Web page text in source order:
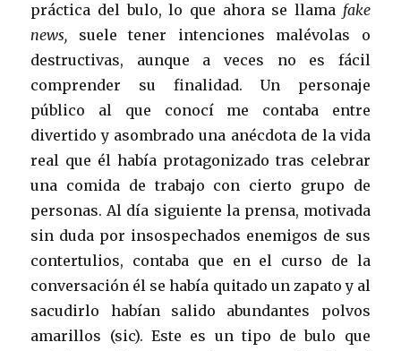
práctica del bulo, lo que ahora se llamafake
news, suele tener intenciones malévolas o
destructivas, aunque a veces no es fácil
comprender su finalidad. Un personaje
público al que conocí me contaba entre
divertido y asombrado una anécdota de la vida
real que él había protagonizado tras celebrar
una comida de trabajo con cierto grupo de
personas. Al día siguiente la prensa, motivada
sin duda por insospechados enemigos de sus
contertulios, contaba que en el curso de la
conversación él se había quitado un zapato y al
sacudirlo habían salido abundantes polvos
amarillos (sic). Este es un tipo de bulo que